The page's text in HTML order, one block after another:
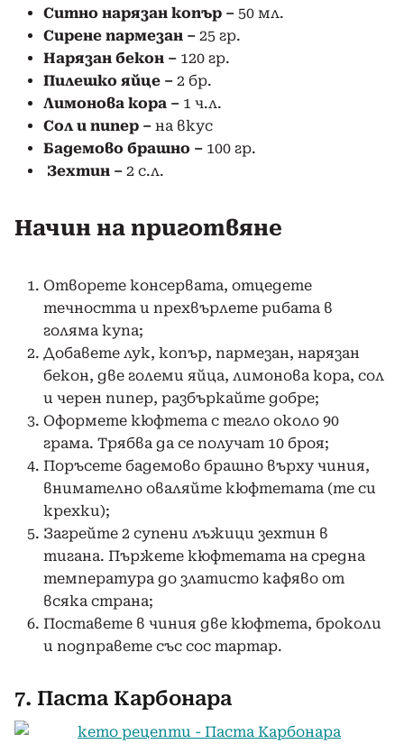
Ситно нарязан копър – 50 мл.
Сирене пармезан – 25 гр.
Нарязан бекон – 120 гр.
Пилешко яйце – 2 бр.
Лимонова кора – 1 ч.л.
Сол и пипер – на вкус
Бадемово брашно – 100 гр.
Зехтин – 2 с.л.
Начин на приготвяне
Отворете консервата, отцедете
течността и прехвърлете рибата в
голяма купа;
Добавете лук, копър, пармезан, нарязан
бекон, две големи яйца, лимонова кора, сол
и черен пипер, разбъркайте добре;
Оформете кюфтета с тегло около 90
грама. Трябва да се получат 10 броя;
Поръсете бадемово брашно върху чиния,
внимателно оваляйте кюфтетата (те си
крехки);
Загрейте 2 супени лъжици зехтин в
тигана. Пържете кюфтетата на средна
температура до златисто кафяво от
всяка страна;
Поставете в чиния две кюфтета, броколи
и подправете със сос тартар.
7. Паста Карбонара